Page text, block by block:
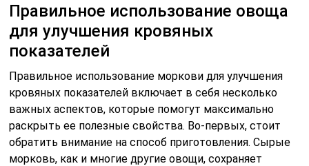
Правильное использование овоща
для улучшения кровяных
показателей
Правильное использование моркови для улучшения
кровяных показателей включает в себя несколько
важных аспектов, которые помогут максимально
раскрыть ее полезные свойства. Во-первых, стоит
обратить внимание на способ приготовления. Сырые
морковь, как и многие другие овощи, сохраняет